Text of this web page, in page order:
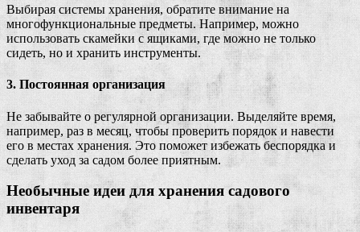
Выбирая системы хранения, обратите внимание на
многофункциональные предметы. Например, можно
использовать скамейки с ящиками, где можно не только
сидеть, но и хранить инструменты.
3. Постоянная организация
Не забывайте о регулярной организации. Выделяйте время,
например, раз в месяц, чтобы проверить порядок и навести
его в местах хранения. Это поможет избежать беспорядка и
сделать уход за садом более приятным.
Необычные идеи для хранения садового
инвентаря